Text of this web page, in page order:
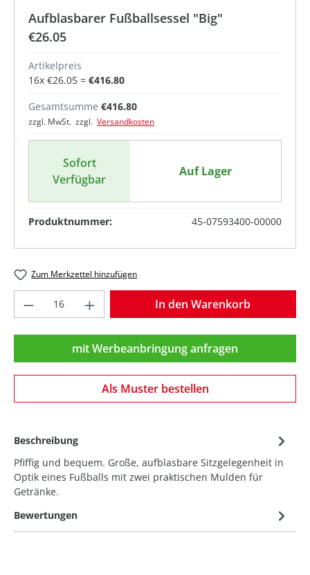
Aufblasbarer Fußballsessel "Big"
€26.05
Artikelpreis
16x €26.05 = €416.80
Gesamtsumme €416.80
zzgl. MwSt. zzgl. Versandkosten
Sofort
Verfügbar
Auf Lager
Produktnummer: 45-07593400-00000
Zum Merkzettel hinzufügen
Produkt Anzahl: Gib den gewünschten
In den Warenkorb
mit Werbeanbringung anfragen
Als Muster bestellen
Beschreibung
Pfiffig und bequem. Große, aufblasbare Sitzgelegenheit in
Optik eines Fußballs mit zwei praktischen Mulden für
Getränke.
Bewertungen